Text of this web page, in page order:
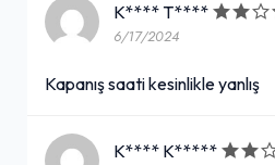
K**** T****
6/17/2024
Kapanış saati kesinlikle yanlış
K**** K*****